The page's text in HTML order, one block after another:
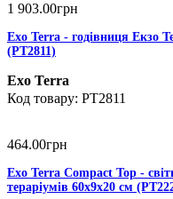
1 903.00грн
Exo Terra - годівниця Екзо
(PT2811)
Exo Terra
PT2811
464.00грн
Exo Terra Compact Top -
тераріумів 60х9х20 см